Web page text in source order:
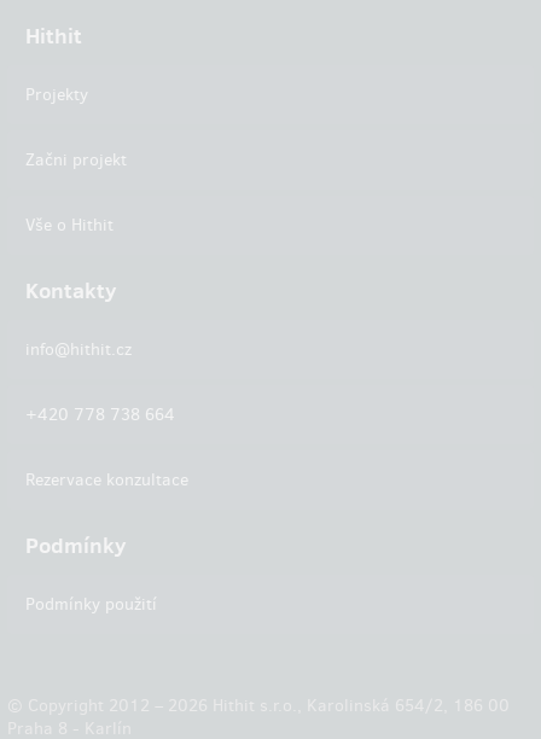
Hithit
Projekty
Začni projekt
Vše o Hithit
Kontakty
info@hithit.cz
+420 778 738 664
Rezervace konzultace
Podmínky
Podmínky použití